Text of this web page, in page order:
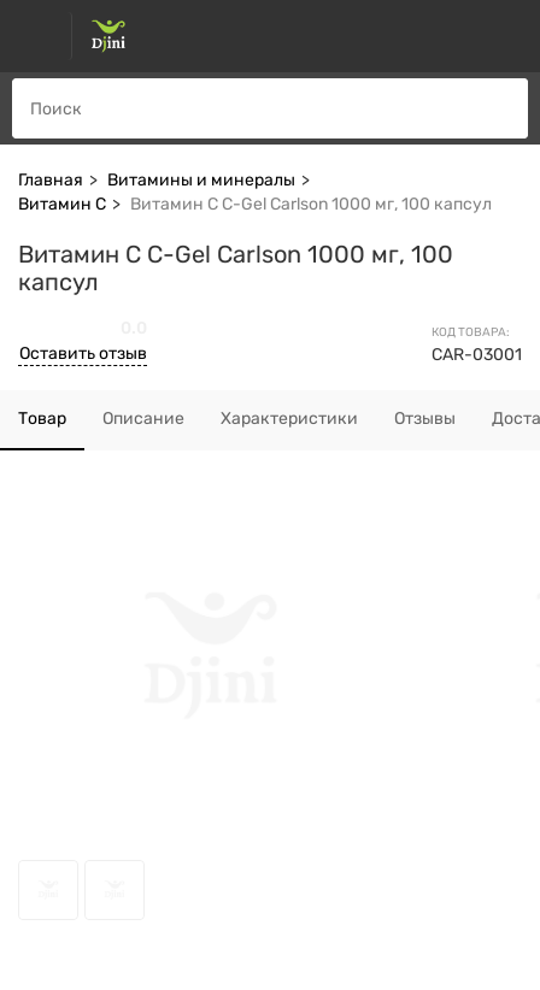
Главная
Витамины и минералы
Витамин С
Витамин C C-Gel Carlson 1000 мг, 100 капсул
Витамин C C-Gel Carlson 1000 мг, 100
капсул
КОД ТОВАРА:
CAR-03001
Оставить отзыв
Товар Описание Характеристики Отзывы